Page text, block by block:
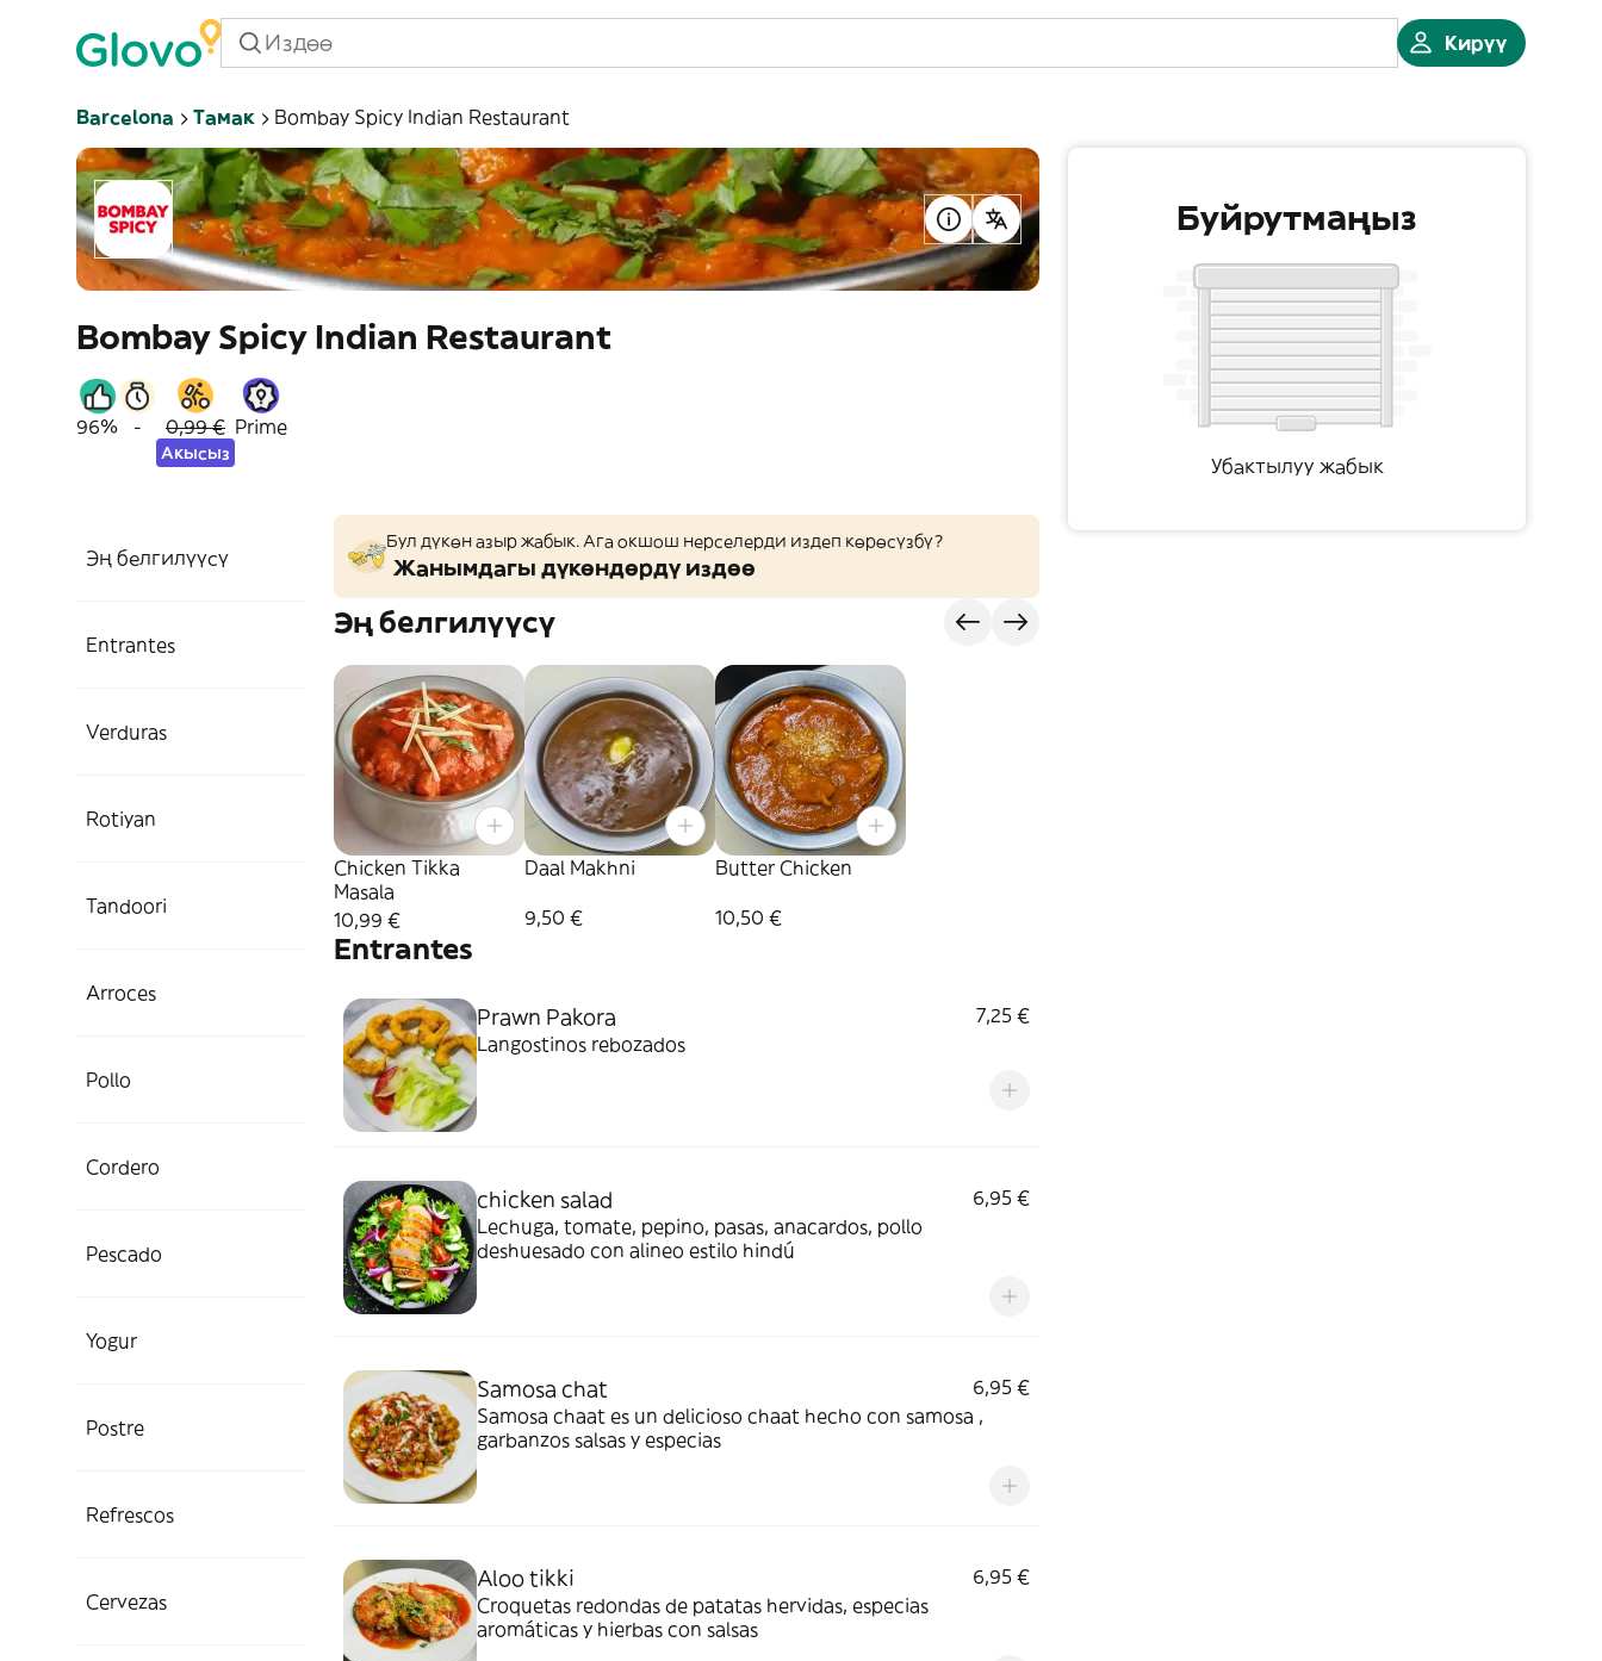
Кирүү
Barcelona Тамак Bombay Spicy Indian Restaurant
Bombay Spicy Indian Restaurant
96% - 0,99 €
Акысыз
Prime
Эң белгилүүсү
Entrantes
Verduras
Rotiyan
Tandoori
Arroces
Pollo
Cordero
Pescado
Yogur
Postre
Refrescos
Cervezas
Бул дүкөн азыр жабык. Ага окшош нерселерди издеп көрөсүзбү?
Жанымдагы дүкөндөрдү издөө
Эң белгилүүсү
Chicken Tikka
Masala
10,99 €
Daal Makhni
9,50 €
Butter Chicken
10,50 €
Entrantes
Prawn Pakora
7,25 €
Langostinos rebozados
chicken salad
6,95 €
Lechuga, tomate, pepino, pasas, anacardos, pollo
deshuesado con alineo estilo hindú
Samosa chat
6,95 €
Samosa chaat es un delicioso chaat hecho con samosa ,
garbanzos salsas y especias
Aloo tikki
6,95 €
Croquetas redondas de patatas hervidas, especias
aromáticas y hierbas con salsas
Буйрутмаңыз
Убактылуу жабык